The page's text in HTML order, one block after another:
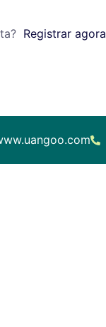
Registrar agora